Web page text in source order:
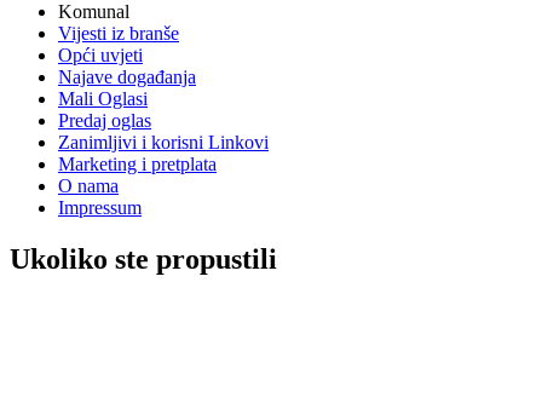
Komunal
Vijesti iz branše
Opći uvjeti
Najave događanja
Mali Oglasi
Predaj oglas
Zanimljivi i korisni Linkovi
Marketing i pretplata
O nama
Impressum
Ukoliko ste propustili